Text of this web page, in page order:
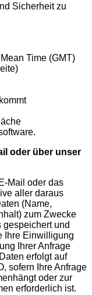
Sicherheit zu
Time (GMT)
oder über unser
Mail oder das
aller daraus
(Name,
zum Zwecke
und
Ihre Einwilligung
Ihrer Anfrage
erfolgt auf
sofern Ihre Anfrage
oder zur
erforderlich ist.